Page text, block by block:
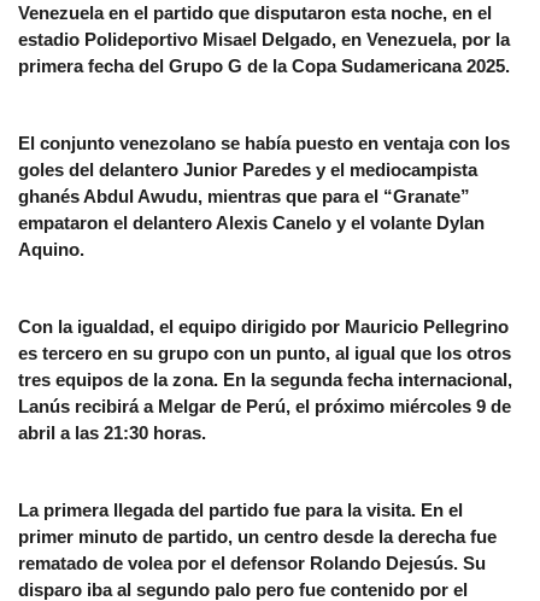
Venezuela en el partido que disputaron esta noche, en el
estadio Polideportivo Misael Delgado, en Venezuela, por la
primera fecha del Grupo G de la Copa Sudamericana 2025.
El conjunto venezolano se había puesto en ventaja con los
goles del delantero Junior Paredes y el mediocampista
ghanés Abdul Awudu, mientras que para el “Granate”
empataron el delantero Alexis Canelo y el volante Dylan
Aquino.
Con la igualdad, el equipo dirigido por Mauricio Pellegrino
es tercero en su grupo con un punto, al igual que los otros
tres equipos de la zona. En la segunda fecha internacional,
Lanús recibirá a Melgar de Perú, el próximo miércoles 9 de
abril a las 21:30 horas.
La primera llegada del partido fue para la visita. En el
primer minuto de partido, un centro desde la derecha fue
rematado de volea por el defensor Rolando Dejesús. Su
disparo iba al segundo palo pero fue contenido por el